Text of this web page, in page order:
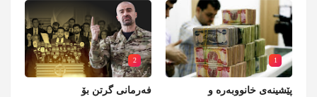
1
پێشینەی خانووبەرە و
2
فەرمانی گرتن بۆ